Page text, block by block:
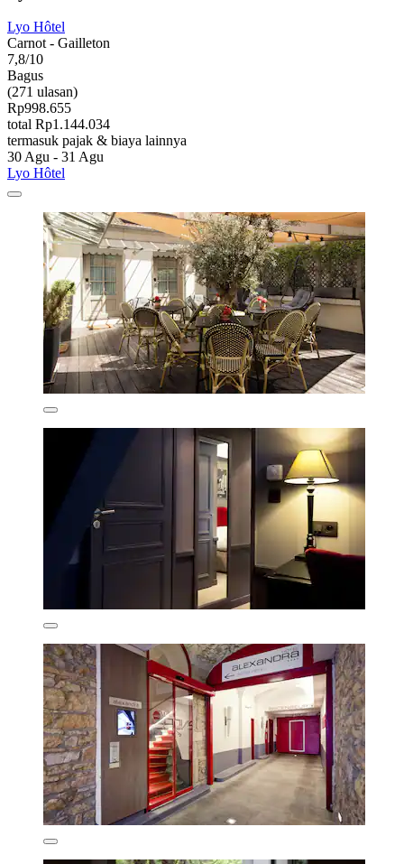
Lyo Hôtel
Carnot - Gailleton
7,8/10
Bagus
(271 ulasan)
Rp998.655
total Rp1.144.034
termasuk pajak & biaya lainnya
30 Agu - 31 Agu
Lyo Hôtel